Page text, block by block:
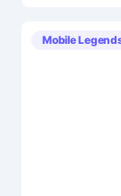
Mobile